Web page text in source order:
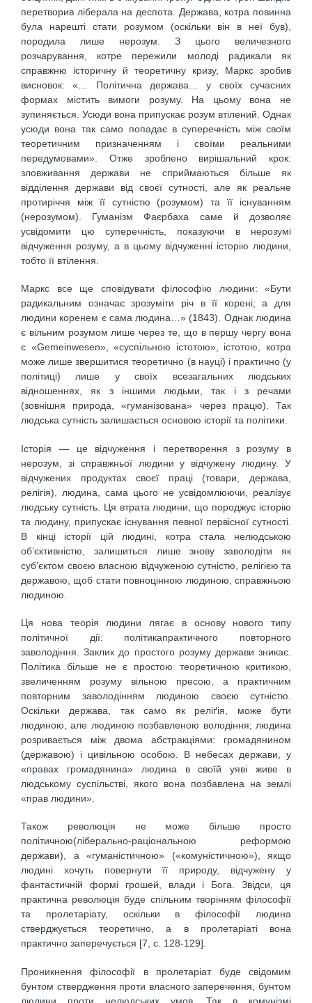
перетворив ліберала на деспота. Держава, котра повинна
була нарешті стати розумом (оскільки він в неї був),
породила лише нерозум. З цього величезного
розчарування, котре пережили молоді радикали як
справжню історичну й теоретичну кризу, Маркс зробив
висновок: «… Політична держава… у своїх сучасних
формах містить вимоги розуму. На цьому вона не
зупиняється. Усюди вона припускає розум втілений. Однак
усюди вона так само попадає в суперечність між своїм
теоретичним призначенням і своїми реальними
передумовами». Отже зроблено вирішальний крок:
зловживання держави не сприймаються більше як
відділення держави від своєї сутності, але як реальне
протиріччя між її сутністю (розумом) та її існуванням
(нерозумом). Гуманізм Фаєрбаха саме й дозволяє
усвідомити цю суперечність, показуючи в нерозумі
відчуження розуму, а в цьому відчуженні історію людини,
тобто її втілення.
Маркс все ще сповідувати філософію людини: «Бути
радикальним означає зрозуміти річ в її корені; а для
людини коренем є сама людина…» (1843). Однак людина
є вільним розумом лише через те, що в першу чергу вона
є «Gemeinwesen», «суспільною істотою», істотою, котра
може лише звершитися теоретично (в науці) і практично (у
політиці) лише у своїх всезагальних людських
відношеннях, як з іншими людьми, так і з речами
(зовнішня природа, «гуманізована» через працю). Так
людська сутність залишається основою історії та політики.
Історія — це відчуження і перетворення з розуму в
нерозум, зі справжньої людини у відчужену людину. У
відчужених продуктах своєї праці (товари, держава,
релігія), людина, сама цього не усвідомлюючи, реалізує
людську сутність. Ця втрата людини, що породжує історію
та людину, припускає існування певної первісної сутності.
В кінці історії цій людині, котра стала нелюдською
об’єктивністю, залишиться лише знову заволодіти як
суб’єктом своєю власною відчуженою сутністю, релігією та
державою, щоб стати повноцінною людиною, справжньою
людиною.
Ця нова теорія людини лягає в основу нового типу
політичної дії: політикапрактичного повторного
заволодіння. Заклик до простого розуму держави зникає.
Політика більше не є простою теоретичною критикою,
звеличенням розуму вільною пресою, а практичним
повторним заволодінням людиною своєю сутністю.
Оскільки держава, так само як реліґія, може бути
людиною, але людиною позбавленою володіння; людина
розривається між двома абстракціями: громадянином
(державою) і цивільною особою. В небесах держави, у
«правах громадянина» людина в своїй уяві живе в
людському суспільстві, якого вона позбавлена на землі
«прав людини».
Також революція не може більше просто
політичною(ліберально-раціональною реформою
держави), а «гуманістичною» («комуністичною»), якщо
людині хочуть повернути її природу, відчужену у
фантастичній формі грошей, влади і Бога. Звідси, ця
практична революція буде спільним творінням філософії
та пролетаріату, оскільки в філософії людина
стверджується теоретично, а в пролетаріаті вона
практично заперечується [7, c. 128-129].
Проникнення філософії в пролетаріат буде свідомим
бунтом ствердження проти власного заперечення, бунтом
людини проти нелюдських умов. Так в комунізмі